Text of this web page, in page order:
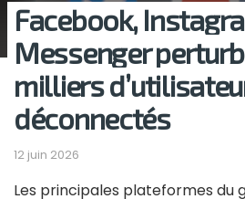
Facebook,
Messenger
milliers
déconnectés
12 juin 2026
Les principales plateformes du